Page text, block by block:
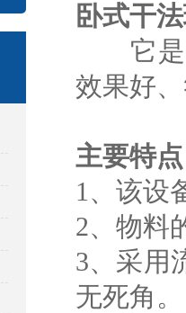
卧式干
它是物
效果好
主要特点
1、该设
2、物料
3、采用
无死角。